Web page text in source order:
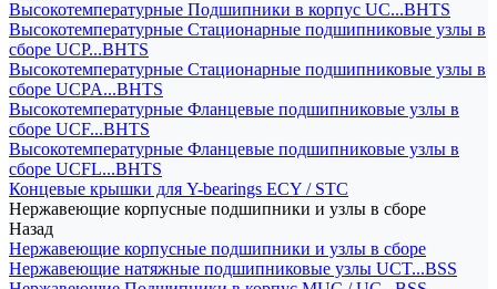
Высокотемпературные Подшипники в корпус UC...BHTS
Высокотемпературные Стационарные подшипниковые узлы в
сборе UCP...BHTS
Высокотемпературные Стационарные подшипниковые узлы в
сборе UCPA...BHTS
Высокотемпературные Фланцевые подшипниковые узлы в
сборе UCF...BHTS
Высокотемпературные Фланцевые подшипниковые узлы в
сборе UCFL...BHTS
Концевые крышки для Y-bearings ECY / STC
Нержавеющие корпусные подшипники и узлы в сборе
Назад
Нержавеющие корпусные подшипники и узлы в сборе
Нержавеющие натяжные подшипниковые узлы UCT...BSS